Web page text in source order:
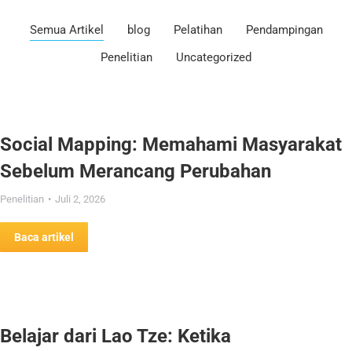
Semua Artikel blog Pelatihan
Pendampingan
Penelitian
Uncategorized
Social Mapping: Memahami Masyarakat
Sebelum Merancang Perubahan
Penelitian Juli 2, 2026
Baca artikel
Belajar dari Lao Tze: Ketika